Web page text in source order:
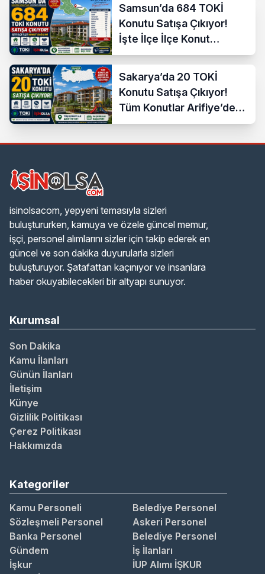
Samsun’da 684 TOKİ
Konutu Satışa Çıkıyor!
İşte İlçe İlçe Konut
Dağılımı
Sakarya’da 20 TOKİ
Konutu Satışa Çıkıyor!
Tüm Konutlar Arifiye’de
Başvuruya Açılıyor
isinolsacom, yepyeni temasıyla sizleri
buluştururken, kamuya ve özele güncel memur,
işçi, personel alımlarını sizler için takip ederek en
güncel ve son dakika duyurularla sizleri
buluşturuyor. Şatafattan kaçınıyor ve insanlara
haber okuyabilecekleri bir altyapı sunuyor.
Kurumsal
Son Dakika
Kamu İlanları
Günün İlanları
İletişim
Künye
Gizlilik Politikası
Çerez Politikası
Hakkımızda
Kategoriler
Kamu Personeli
Belediye Personel
Sözleşmeli Personel
Askeri Personel
Banka Personel
Belediye Personel
Gündem
İş İlanları
İşkur
İUP Alımı İŞKUR